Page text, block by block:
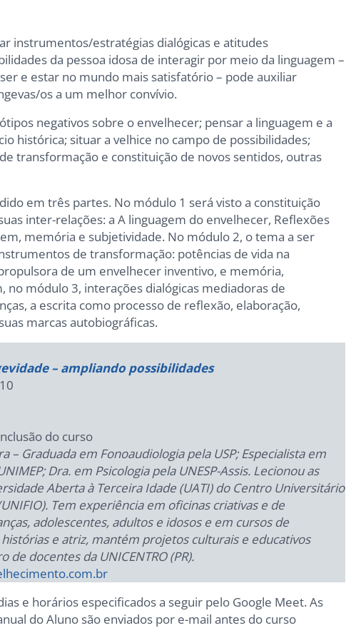
instrumentos/estratégias dialógicas e atitudes
da pessoa idosa de interagir por meio da linguagem –
e estar no mundo mais satisfatório – pode auxiliar
os a um melhor convívio.
negativos sobre o envelhecer; pensar a linguagem e a
histórica; situar a velhice no campo de possibilidades;
transformação e constituição de novos sentidos, outras
em três partes. No módulo 1 será visto a constituição
inter-relações: a A linguagem do envelhecer, Reflexões
memória e subjetividade. No módulo 2, o tema a ser
de transformação: potências de vida na
de um envelhecer inventivo, e memória,
no módulo 3, interações dialógicas mediadoras de
a escrita como processo de reflexão, elaboração,
marcas autobiográficas.
– ampliando possibilidades
do curso
– Graduada em Fonoaudiologia pela USP; Especialista em
Dra. em Psicologia pela UNESP-Assis. Lecionou as
Aberta à Terceira Idade (UATI) do Centro Universitário
Tem experiência em oficinas criativas e de
adolescentes, adultos e idosos e em cursos de
e atriz, mantém projetos culturais e educativos
docentes da UNICENTRO (PR).
e horários especificados a seguir pelo Google Meet. As
do Aluno são enviados por e-mail antes do curso